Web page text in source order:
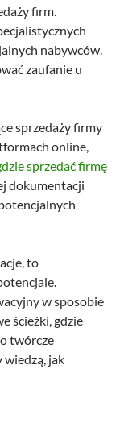
firm.
nabywców.
zaufanie u
sprzedaży firmy
online,
sprzedać firmę
dokumentacji
to
w sposobie
ścieżki, gdzie
twórcze
wiedzą, jak